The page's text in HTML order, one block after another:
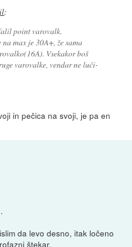
:
point varovalk.
max je 30A+, že sama
Vsekakor boš
varovalke, vendar ne luči-
in pečica na svoji, je pa en
da levo desno, itak ločeno
štekar.